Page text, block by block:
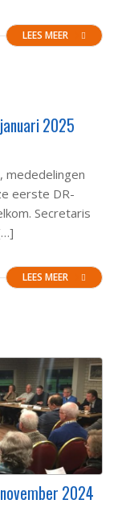
LEES MEER
2025
mededelingen
eerste DR-
Secretaris
LEES MEER
2024